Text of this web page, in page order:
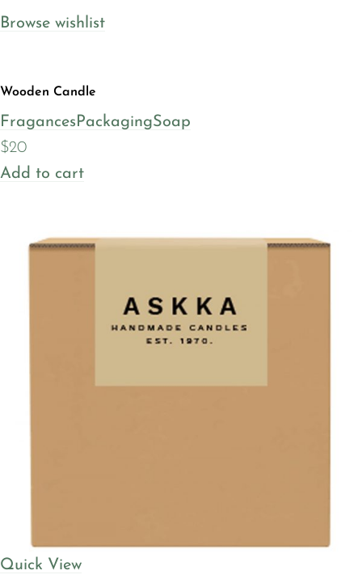
Browse wishlist
Wooden Candle
FragancesPackagingSoap
$20
Add to cart
Quick View